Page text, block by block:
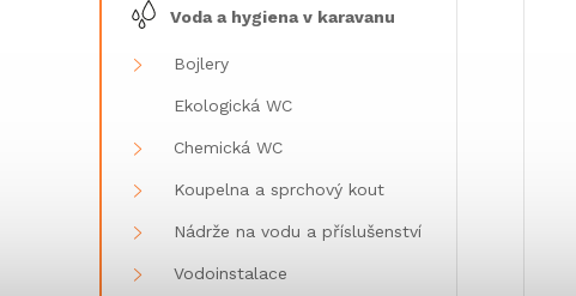
Voda a hygiena v karavanu
Bojlery
Ekologická WC
Chemická WC
Koupelna a sprchový kout
Nádrže na vodu a příslušenství
Vodoinstalace